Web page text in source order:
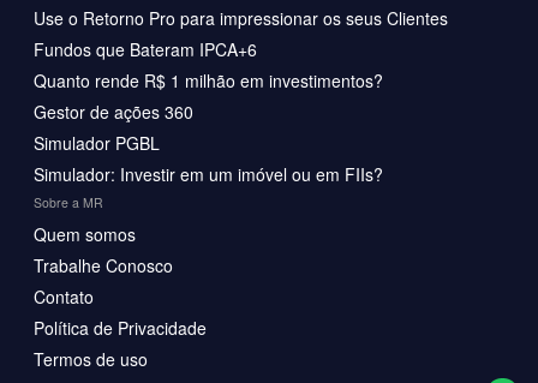
Use o Retorno Pro para impressionar os seus Clientes
Fundos que Bateram IPCA+6
Quanto rende R$ 1 milhão em investimentos?
Gestor de ações 360
Simulador PGBL
Simulador: Investir em um imóvel ou em FIIs?
Sobre a MR
Quem somos
Trabalhe Conosco
Contato
Política de Privacidade
Termos de uso